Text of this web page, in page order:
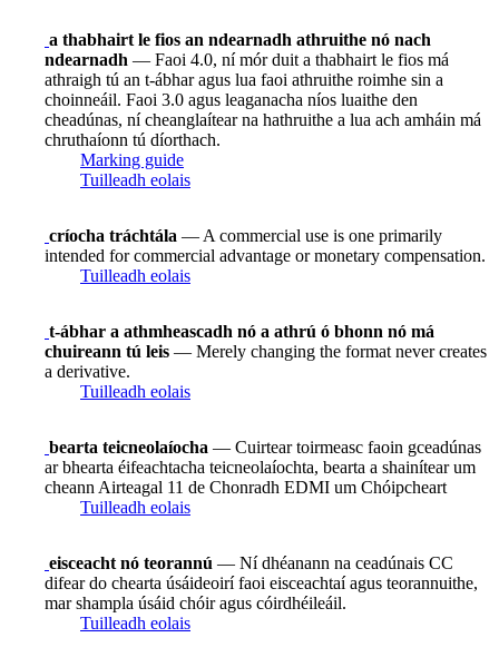
a thabhairt le fios an ndearnadh athruithe nó nach
ndearnadh — Faoi 4.0, ní mór duit a thabhairt le fios má
athraigh tú an t-ábhar agus lua faoi athruithe roimhe sin a
choinneáil. Faoi 3.0 agus leaganacha níos luaithe den
cheadúnas, ní cheanglaítear na hathruithe a lua ach amháin má
chruthaíonn tú díorthach.
Marking guide
Tuilleadh eolais
críocha tráchtála — A commercial use is one primarily
intended for commercial advantage or monetary compensation.
Tuilleadh eolais
t-ábhar a athmheascadh nó a athrú ó bhonn nó má
chuireann tú leis — Merely changing the format never creates
a derivative.
Tuilleadh eolais
bearta teicneolaíocha — Cuirtear toirmeasc faoin gceadúnas
ar bhearta éifeachtacha teicneolaíochta, bearta a shainítear um
cheann Airteagal 11 de Chonradh EDMI um Chóipcheart
Tuilleadh eolais
eisceacht nó teorannú — Ní dhéanann na ceadúnais CC
difear do chearta úsáideoirí faoi eisceachtaí agus teorannuithe,
mar shampla úsáid chóir agus cóirdhéileáil.
Tuilleadh eolais